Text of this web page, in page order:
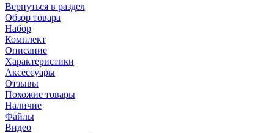
Вернуться в раздел
Обзор товара
Набор
Комплект
Описание
Характеристики
Аксессуары
Отзывы
Похожие товары
Наличие
Файлы
Видео